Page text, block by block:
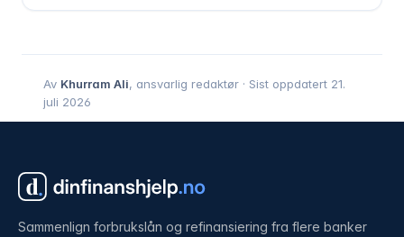
Av Khurram Ali, ansvarlig redaktør · Sist oppdatert 21.
juli 2026
Sammenlign forbrukslån og refinansiering fra flere banker